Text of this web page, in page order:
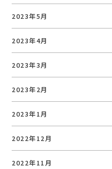
2023年5月
2023年4月
2023年3月
2023年2月
2023年1月
2022年12月
2022年11月